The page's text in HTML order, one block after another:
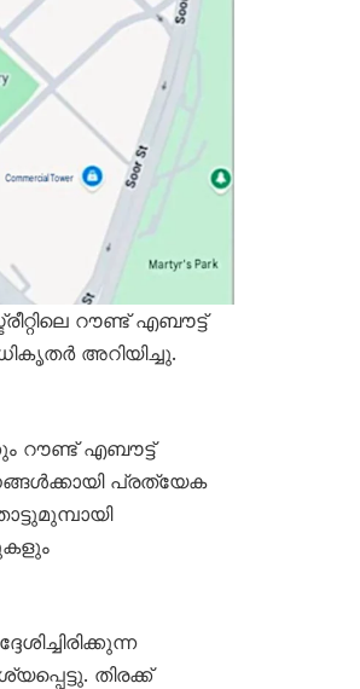
റൗണ്ട് എബൗട്ട്
അറിയിച്ചു.
റൗണ്ട് എബൗട്ട്
പ്രത്യേക
തിരക്ക്